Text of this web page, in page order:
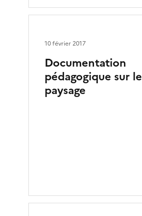
Documentation
pédagogique sur le
paysage
10 février 2017